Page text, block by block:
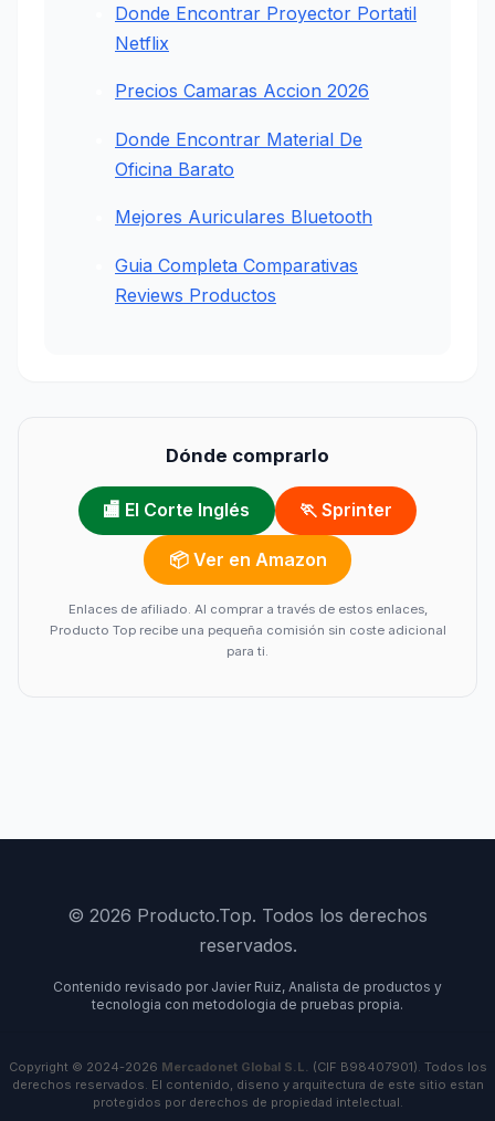
Donde Encontrar Proyector Portatil
Netflix
Precios Camaras Accion 2026
Donde Encontrar Material De
Oficina Barato
Mejores Auriculares Bluetooth
Guia Completa Comparativas
Reviews Productos
Dónde comprarlo
🏬 El Corte Inglés 🏃 Sprinter
📦 Ver en Amazon
Enlaces de afiliado. Al comprar a través de estos enlaces,
Producto Top recibe una pequeña comisión sin coste adicional
para ti.
© 2026 Producto.Top. Todos los derechos
reservados.
Contenido revisado por Javier Ruiz, Analista de productos y
tecnologia con metodologia de pruebas propia.
Copyright © 2024-2026 Mercadonet Global S.L. (CIF B98407901). Todos los
derechos reservados. El contenido, diseno y arquitectura de este sitio estan
protegidos por derechos de propiedad intelectual.